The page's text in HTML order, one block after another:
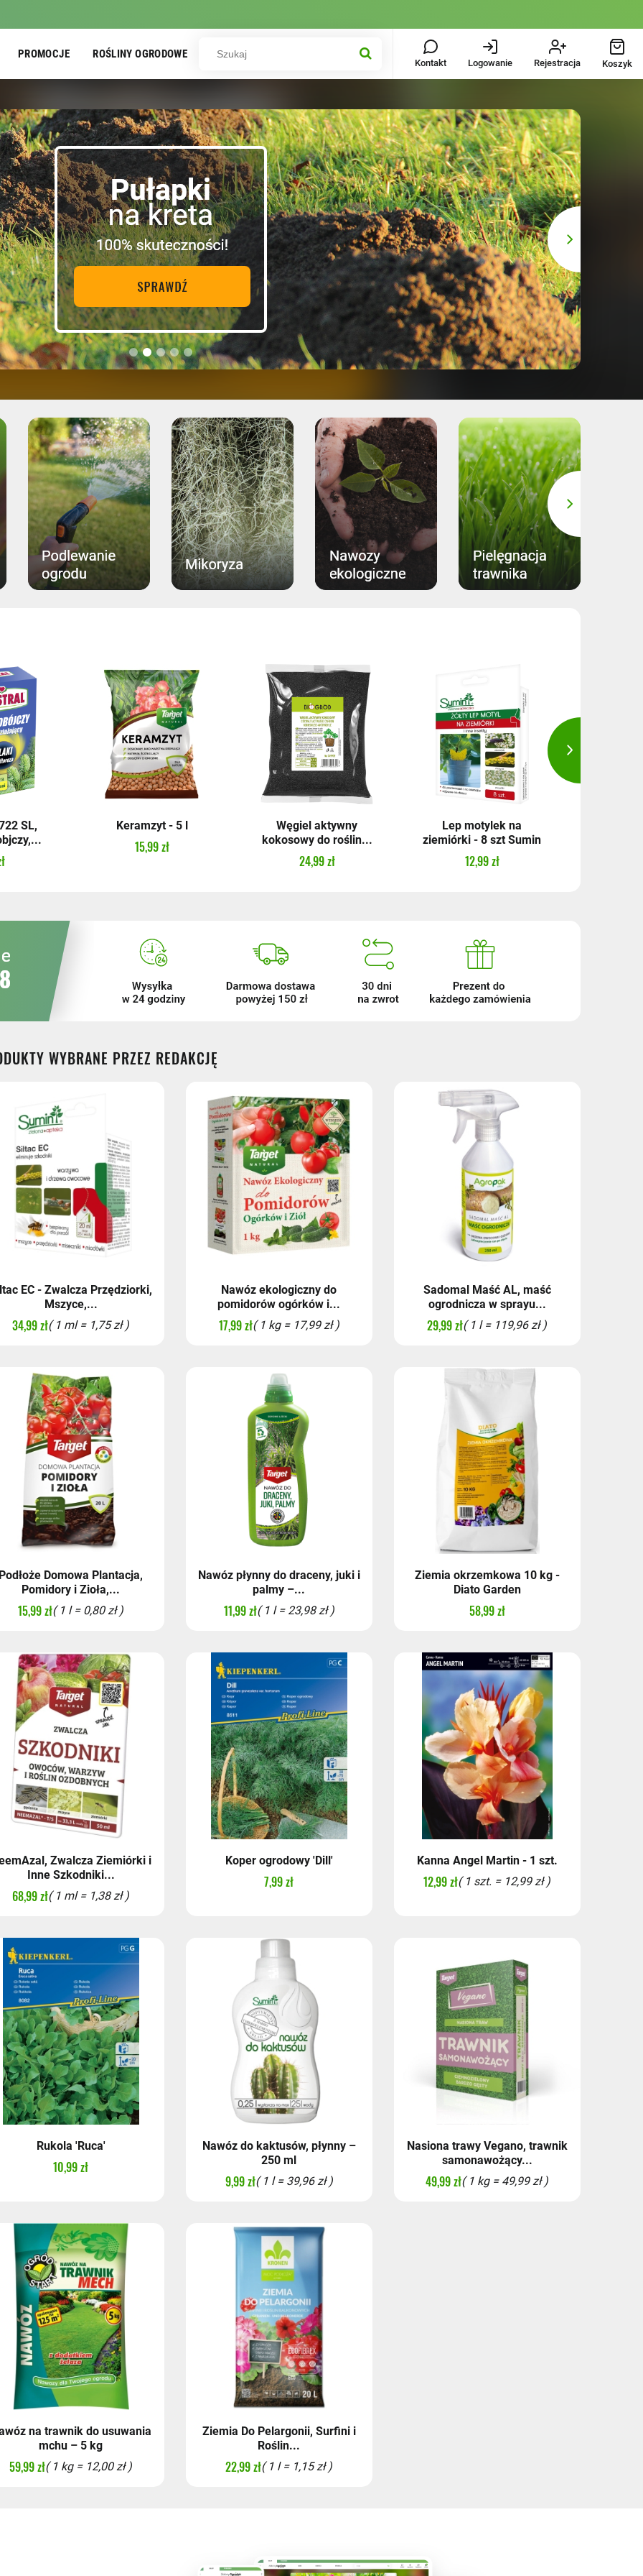
PROMOCJE ROŚLINY OGRODOWE
Kontakt Logowanie Rejestracja Koszyk
SL,
Keramzyt - 5 l
15,99 zł
Węgiel aktywny
kokosowy do roślin...
24,99 zł
Lep motylek na
ziemiórki - 8 szt Sumin
12,99 zł
WYBRANE PRZEZ REDAKCJĘ
EC - Zwalcza Przędziorki,
Mszyce,...
34,99 zł( 1 ml = 1,75 zł )
Nawóz ekologiczny do
pomidorów ogórków i...
17,99 zł( 1 kg = 17,99 zł )
Sadomal Maść AL, maść
ogrodnicza w sprayu...
29,99 zł( 1 l = 119,96 zł )
Domowa Plantacja,
Pomidory i Zioła,...
15,99 zł( 1 l = 0,80 zł )
Nawóz płynny do draceny, juki i
palmy –...
11,99 zł( 1 l = 23,98 zł )
Ziemia okrzemkowa 10 kg -
Diato Garden
58,99 zł
Zwalcza Ziemiórki i
Inne Szkodniki...
68,99 zł( 1 ml = 1,38 zł )
Koper ogrodowy 'Dill'
7,99 zł
Kanna Angel Martin - 1 szt.
12,99 zł( 1 szt. = 12,99 zł )
Rukola 'Ruca'
10,99 zł
Nawóz do kaktusów, płynny –
250 ml
9,99 zł( 1 l = 39,96 zł )
Nasiona trawy Vegano, trawnik
samonawożący...
49,99 zł( 1 kg = 49,99 zł )
na trawnik do usuwania
mchu – 5 kg
59,99 zł( 1 kg = 12,00 zł )
Ziemia Do Pelargonii, Surfini i
Roślin...
22,99 zł( 1 l = 1,15 zł )